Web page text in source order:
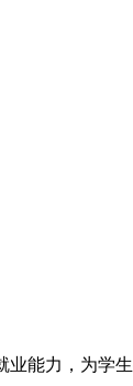
能力，为学